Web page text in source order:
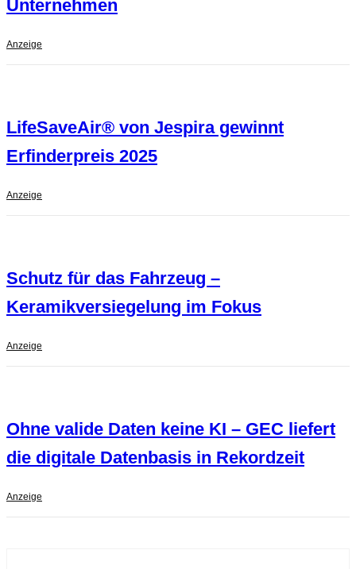
Unternehmen
Anzeige
LifeSaveAir® von Jespira gewinnt
Erfinderpreis 2025
Anzeige
Schutz für das Fahrzeug –
Keramikversiegelung im Fokus
Anzeige
Ohne valide Daten keine KI – GEC liefert
die digitale Datenbasis in Rekordzeit
Anzeige